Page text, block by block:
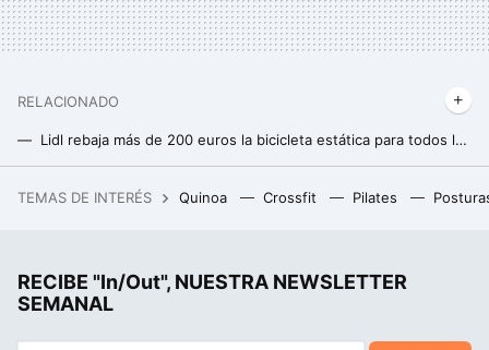
RELACIONADO
Lidl rebaja más de 200 euros la bicicleta estática para todos los niveles ideal para entrenar en casa
TEMAS DE INTERÉS Quinoa Crossfit Pilates
RECIBE "In/Out", NUESTRA NEWSLETTER
SEMANAL